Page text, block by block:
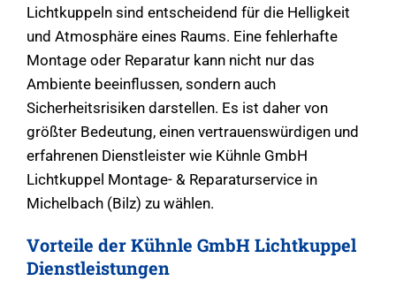
Lichtkuppeln sind entscheidend für die Helligkeit
und Atmosphäre eines Raums. Eine fehlerhafte
Montage oder Reparatur kann nicht nur das
Ambiente beeinflussen, sondern auch
Sicherheitsrisiken darstellen. Es ist daher von
größter Bedeutung, einen vertrauenswürdigen und
erfahrenen Dienstleister wie Kühnle GmbH
Lichtkuppel Montage- & Reparaturservice in
Michelbach (Bilz) zu wählen.
Vorteile der Kühnle GmbH Lichtkuppel
Dienstleistungen